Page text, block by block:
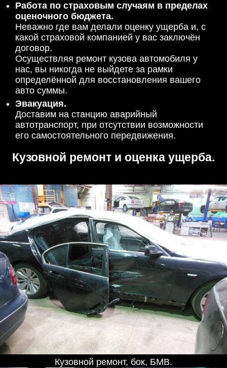
Работа по страховым случаям в пределах
оценочного бюджета.
Неважно где вам делали оценку ущерба и, с
какой страховой компанией у вас заключён
договор.
Осуществляя ремонт кузова автомобиля у
нас, вы никогда не выйдете за рамки
определённой для восстановления вашего
авто суммы.
Эвакуация.
Доставим на станцию аварийный
автотранспорт, при отсутствии возможности
его самостоятельного передвижения.
Кузовной ремонт и оценка ущерба.
Кузовной ремонт, бок, БМВ.